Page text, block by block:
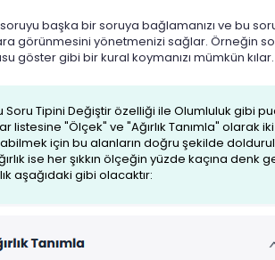
başka bir soruya bağlamanızı ve bu
görünmesini yönetmenizi sağlar. Örneğin
göster gibi bir kural koymanızı mümkün kılar.
Soru Tipini Değiştir özelliği ile Olumluluk gibi
listesine "Ölçek" ve "Ağırlık Tanımla" olarak
için bu alanların doğru şekilde
ise her şıkkın ölçeğin yüzde kaçına
aşağıdaki gibi olacaktır: